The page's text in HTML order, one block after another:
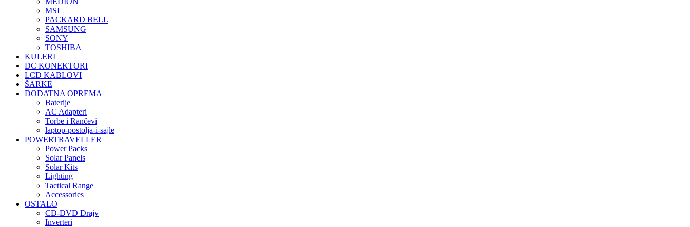
MSI
PACKARD BELL
SAMSUNG
SONY
TOSHIBA
KULERI
DC KONEKTORI
LCD KABLOVI
ŠARKE
DODATNA OPREMA
Baterije
AC Adapteri
Torbe i Rančevi
laptop-postolja-i-sajle
POWERTRAVELLER
Power Packs
Solar Panels
Solar Kits
Lighting
Tactical Range
Accessories
OSTALO
CD-DVD Drajv
Inverteri